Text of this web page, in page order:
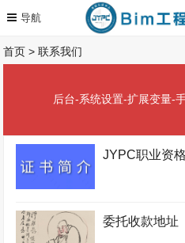
首页 >联系我们
后台-系统设置-扩展变量-
JYPC职业资
委托收款地址